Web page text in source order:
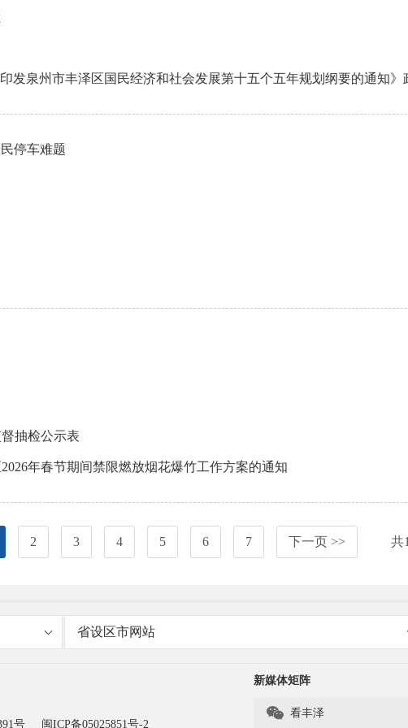
发泉州市丰泽区国民经济和社会发展第十五个五年规划纲要的通知》
停车难题
抽检公示表
年春节期间禁限燃放烟花爆竹工作方案的通知
2 3 4 5 6 7 下一页 >> 共
省设区市网站
号 闽ICP备05025851号-2
新媒体矩阵
 看丰泽